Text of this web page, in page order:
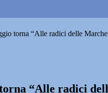
torna “Alle radici delle
“Alle radici